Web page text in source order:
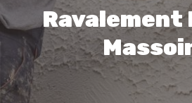
Ravalement